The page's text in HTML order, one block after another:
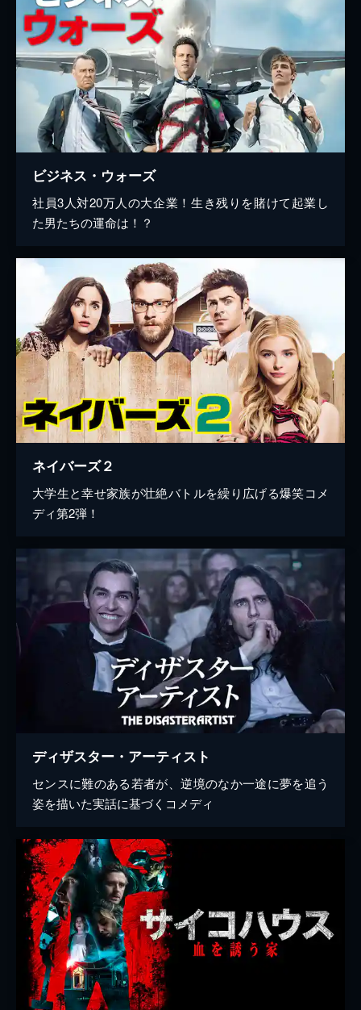
ビジネス・ウォーズ
社員3人対20万人の大企業！生き残りを賭けて起業し
た男たちの運命は！？
ネイバーズ２
大学生と幸せ家族が壮絶バトルを繰り広げる爆笑コメ
ディ第2弾！
ディザスター・アーティスト
センスに難のある若者が、逆境のなか一途に夢を追う
姿を描いた実話に基づくコメディ